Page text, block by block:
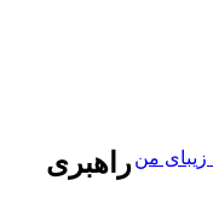
زیبای منراهبری